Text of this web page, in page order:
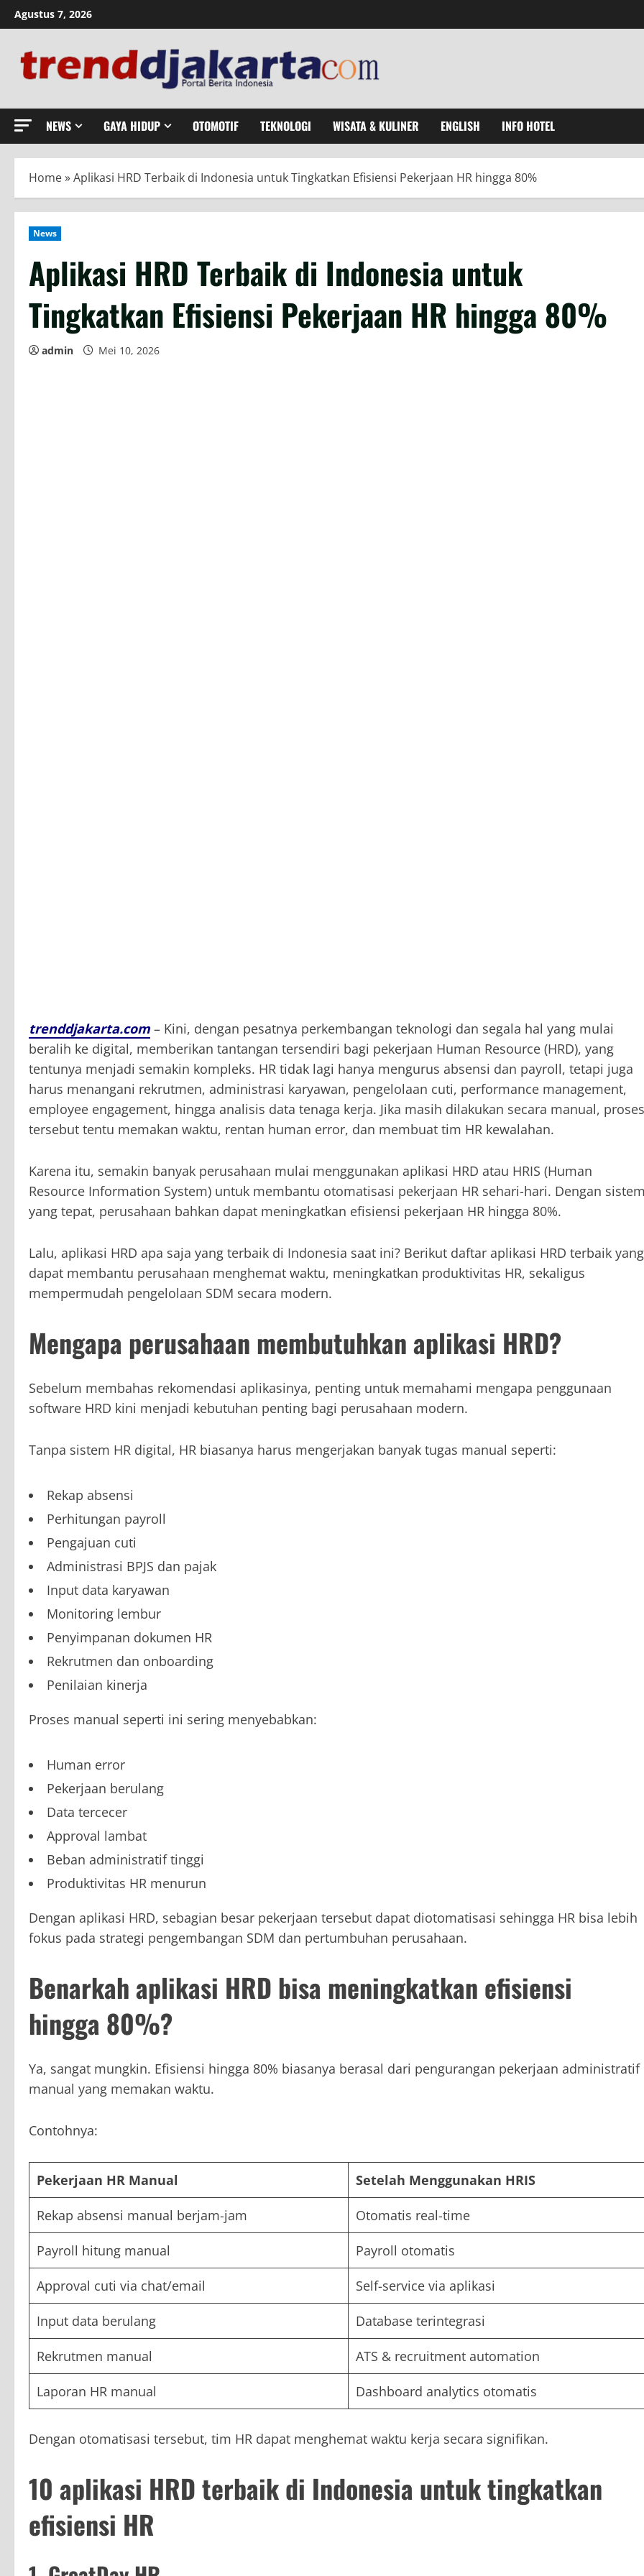
Skip
to
Agustus 7, 2026
NEWS GAYA HIDUP OTOMOTIF TEKNOLOGI WISATA & KULINER ENGLISH INFO HOTEL
Home»Aplikasi HRD Terbaik di Indonesia untuk Tingkatkan Efisiensi Pekerjaan HR hingga 80%
News
Aplikasi HRD Terbaik di Indonesia untuk
Tingkatkan Efisiensi Pekerjaan HR hingga 80%
admin Mei 10, 2026
trenddjakarta.com– Kini, dengan pesatnya perkembangan teknologi dan segala hal yang mulai
beralih ke digital, memberikan tantangan tersendiri bagi pekerjaan Human Resource (HRD), yang
tentunya menjadi semakin kompleks. HR tidak lagi hanya mengurus absensi dan payroll, tetapi juga
harus menangani rekrutmen, administrasi karyawan, pengelolaan cuti, performance management,
employee engagement, hingga analisis data tenaga kerja. Jika masih dilakukan secara manual, proses
tersebut tentu memakan waktu, rentan human error, dan membuat tim HR kewalahan.
Karena itu, semakin banyak perusahaan mulai menggunakan aplikasi HRD atau HRIS (Human
Resource Information System) untuk membantu otomatisasi pekerjaan HR sehari-hari. Dengan
yang tepat, perusahaan bahkan dapat meningkatkan efisiensi pekerjaan HR hingga 80%.
Lalu, aplikasi HRD apa saja yang terbaik di Indonesia saat ini? Berikut daftar aplikasi HRD terbaik yang
dapat membantu perusahaan menghemat waktu, meningkatkan produktivitas HR, sekaligus
mempermudah pengelolaan SDM secara modern.
Mengapa perusahaan membutuhkan aplikasi HRD?
Sebelum membahas rekomendasi aplikasinya, penting untuk memahami mengapa penggunaan
software HRD kini menjadi kebutuhan penting bagi perusahaan modern.
Tanpa sistem HR digital, HR biasanya harus mengerjakan banyak tugas manual seperti:
Rekap absensi
Perhitungan payroll
Pengajuan cuti
Administrasi BPJS dan pajak
Input data karyawan
Monitoring lembur
Penyimpanan dokumen HR
Rekrutmen dan onboarding
Penilaian kinerja
Proses manual seperti ini sering menyebabkan:
Human error
Pekerjaan berulang
Data tercecer
Approval lambat
Beban administratif tinggi
Produktivitas HR menurun
Dengan aplikasi HRD, sebagian besar pekerjaan tersebut dapat diotomatisasi sehingga HR bisa lebih
fokus pada strategi pengembangan SDM dan pertumbuhan perusahaan.
Benarkah aplikasi HRD bisa meningkatkan efisiensi
hingga 80%?
Ya, sangat mungkin. Efisiensi hingga 80% biasanya berasal dari pengurangan pekerjaan administratif
manual yang memakan waktu.
Contohnya:
Pekerjaan HR Manual Setelah Menggunakan HRIS
Rekap absensi manual berjam-jam Otomatis real-time
Payroll hitung manual Payroll otomatis
Approval cuti via chat/email Self-service via aplikasi
Input data berulang Database terintegrasi
Rekrutmen manual ATS & recruitment automation
Laporan HR manual Dashboard analytics otomatis
Dengan otomatisasi tersebut, tim HR dapat menghemat waktu kerja secara signifikan.
10 aplikasi HRD terbaik di Indonesia untuk tingkatkan
efisiensi HR